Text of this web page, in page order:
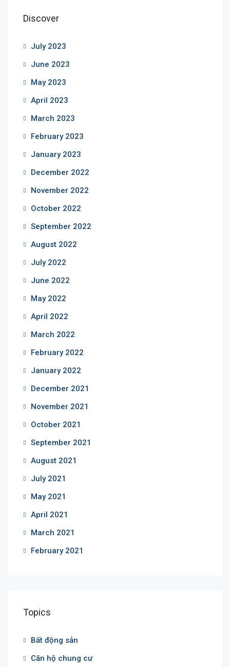
Discover
July 2023
June 2023
May 2023
April 2023
March 2023
February 2023
January 2023
December 2022
November 2022
October 2022
September 2022
August 2022
July 2022
June 2022
May 2022
April 2022
March 2022
February 2022
January 2022
December 2021
November 2021
October 2021
September 2021
August 2021
July 2021
May 2021
April 2021
March 2021
February 2021
Topics
Bất động sản
Căn hộ chung cư